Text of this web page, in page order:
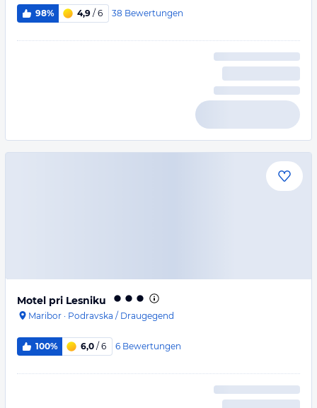
98% 4,9 / 6 38 Bewertungen
Motel pri Lesniku
Maribor · Podravska / Draugegend
100% 6,0 / 6 6 Bewertungen